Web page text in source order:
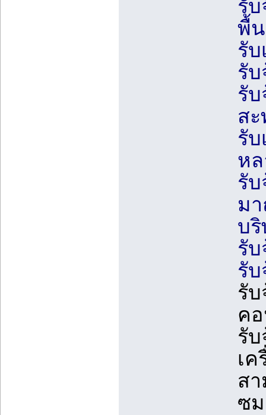
รั
พื้
รั
รั
รั
ส
รั
ห
รั
ม
บ
รั
รั
รั
ค
รั
เ
ส
ซ